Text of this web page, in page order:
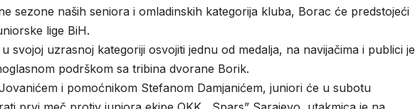
sezone naših seniora i omladinskih kategorija kluba, Borac će predstojeći
lige BiH.
svojoj uzrasnoj kategoriji osvojiti jednu od medalja, na navijačima i publici je
podrškom sa tribina dvorane Borik.
i pomoćnikom Stefanom Damjanićem, juniori će u subotu